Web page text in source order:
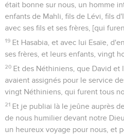
était bonne sur nous, un homme
enfants de Mahli, fils de Lévi, fils
avec ses fils et ses frères, [qui
19 Et Hasabia, et avec lui Esaïe,
ses frères, et leurs enfants, vingt
20 Et des Néthiniens, que David
avaient assignés pour le service
vingt Néthiniens, qui furent tous
21 Et je publiai là le jeûne auprès
de nous humilier devant notre
un heureux voyage pour nous, et